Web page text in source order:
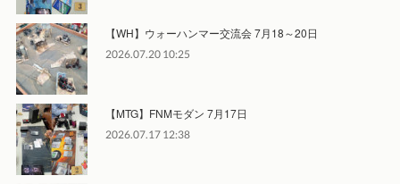
【WH】ウォーハンマー交流会 7月18～20日
2026.07.20 10:25
【MTG】FNMモダン 7月17日
2026.07.17 12:38